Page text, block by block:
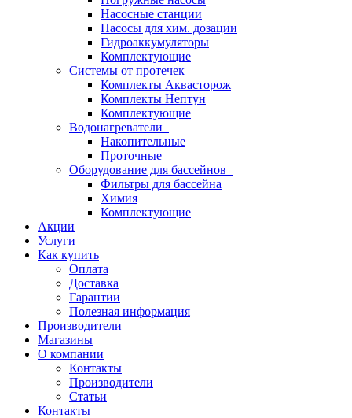
Насосные станции
Насосы для хим. дозации
Гидроаккумуляторы
Комплектующие
Системы от протечек
Комплекты Аквасторож
Комплекты Нептун
Комплектующие
Водонагреватели
Накопительные
Проточные
Оборудование для бассейнов
Фильтры для бассейна
Химия
Комплектующие
Акции
Услуги
Как купить
Оплата
Доставка
Гарантии
Полезная информация
Производители
Магазины
О компании
Контакты
Производители
Статьи
Контакты